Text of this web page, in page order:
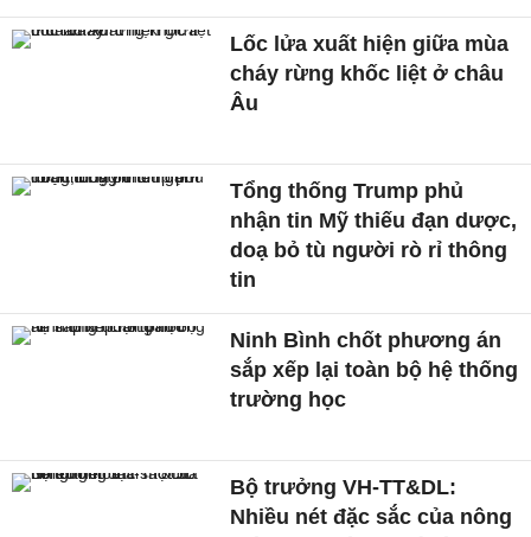
Lốc lửa xuất hiện giữa mùa
cháy rừng khốc liệt ở châu
Âu
Tổng thống Trump phủ
nhận tin Mỹ thiếu đạn dược,
doạ bỏ tù người rò rỉ thông
tin
Ninh Bình chốt phương án
sắp xếp lại toàn bộ hệ thống
trường học
Bộ trưởng VH-TT&DL:
Nhiều nét đặc sắc của nông